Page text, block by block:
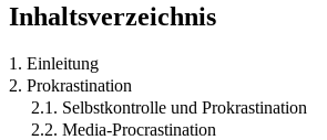
Inhaltsverzeichnis
1. Einleitung
2. Prokrastination
2.1. Selbstkontrolle und Prokrastination
2.2. Media-Procrastination